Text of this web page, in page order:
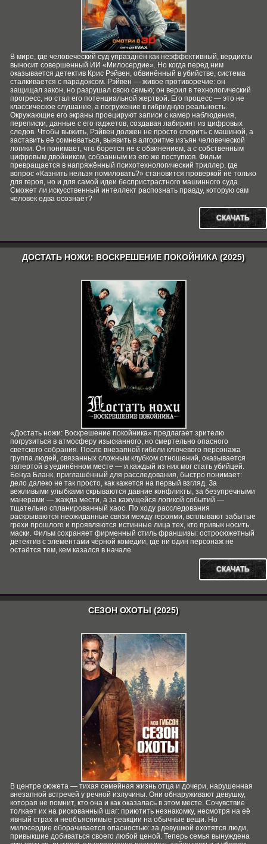
В мире, где человеческий суд упразднён как неэффективный, вердикты
выносит совершенный ИИ «Милосердие». Но когда перед ним
оказывается детектив Крис Рэйвен, обвинённый в убийстве, система
сталкивается с парадоксом. Рэйвен — живое противоречие: он
защищал закон, но разрушал свою семью; он верил в технологический
прогресс, но стал его потенциальной жертвой. Его процесс — это не
классическое слушание, а погружение в гибридную реальность.
Окружающие его экраны проецируют записи с камер наблюдения,
переписки, данные с его гаджетов, создавая лабиринт из цифровых
следов. Чтобы выжить, Рэйвен должен не просто спорить с машиной, а
заставить её сомневаться, выявить в алгоритме изъян человеческой
логики. Он понимает, что борется не с обвинением, а с собственным
цифровым двойником, собранным из его же поступков. Фильм
превращается в напряжённый психотехнологический триллер, где
вопрос «Казнить нельзя помиловать?» становится проверкой не только
для героя, но и для самой идеи беспристрастного машинного суда.
Сможет ли искусственный интеллект распознать правду, которую сам
человек едва осознаёт?
СКАЧАТЬ
ДОСТАТЬ НОЖИ: ВОСКРЕШЕНИЕ ПОКОЙНИКА (2025)
«Достать ножи: Воскрешение покойника» предлагает зрителю
погрузиться в атмосферу изысканного, но смертельно опасного
светского собрания. После внезапной гибели ключевого персонажа
группа людей, связанных сложным клубком отношений, оказывается
запертой в уединённом месте — и каждый из них мог стать убийцей.
Бенуа Бланк, приглашённый для расследования, быстро понимает:
дело далеко не так просто, как кажется на первый взгляд. За
вежливыми улыбками скрываются давние конфликты, за безупречными
манерами — жажда мести, а за кажущейся логикой событий —
тщательно спланированный хаос. По ходу расследования
раскрываются неожиданные связи между героями, всплывают забытые
грехи прошлого и проявляются истинные лица тех, кто привык носить
маски. Фильм сохраняет фирменный стиль франшизы: остросюжетный
детектив с элементами чёрной комедии, где ни один персонаж не
остаётся тем, кем казался в начале.
СКАЧАТЬ
СЕЗОН ОХОТЫ (2025)
В центре сюжета — тихая семейная жизнь отца и дочери, нарушенная
внезапной встречей у речной излучины. Они обнаруживают девушку,
которая не помнит, кто она и как оказалась в этом месте. Сочувствие
толкает их на рискованный шаг: приютить незнакомку, несмотря на её
явный страх и необъяснимые реакции на обычные вещи. Но
милосердие оборачивается опасностью: за девушкой охотятся люди,
привыкшие добиваться своего любой ценой. Теперь семья вынуждена